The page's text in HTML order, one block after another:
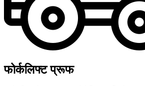
फोर्कलिफ्ट प्रूफ